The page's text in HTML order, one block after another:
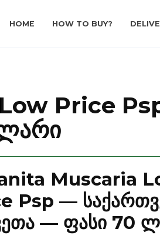
HOME HOW TO BUY?
Price
Muscaria
Psp —
— ფასი 70